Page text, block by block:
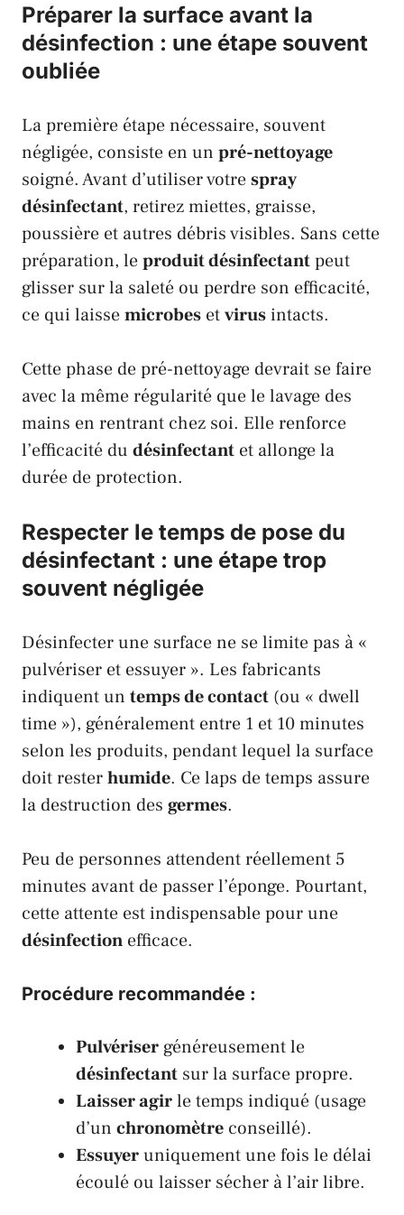
Préparer la surface avant la
désinfection : une étape souvent
oubliée
La première étape nécessaire, souvent
négligée, consiste en un pré-nettoyage
soigné. Avant d’utiliser votrespray
désinfectant, retirez miettes, graisse,
poussière et autres débris visibles. Sans cette
préparation, leproduit désinfectantpeut
glisser sur la saleté ou perdre son efficacité,
ce qui laissemicrobes etvirusintacts.
Cette phase depré-nettoyage devrait se faire
avec la même régularité que le lavage des
mains en rentrant chez soi. Elle renforce
l’efficacité du désinfectant et allonge la
durée de protection.
Respecter le temps de pose du
désinfectant : une étape trop
souvent négligée
Désinfecter une surface ne se limite pas à «
pulvériser et essuyer ». Les fabricants
indiquent un temps de contact (ou « dwell
time »), généralement entre 1 et 10 minutes
selon les produits, pendant lequel la surface
doit resterhumide. Ce laps de temps assure
la destruction des germes.
Peu de personnes attendent réellement 5
minutes avant de passer l’éponge. Pourtant,
cette attente est indispensable pour une
désinfection efficace.
Procédure recommandée :
Pulvériser généreusement le
désinfectant sur la surface propre.
Laisser agirle temps indiqué (usage
d’un chronomètre conseillé).
Essuyeruniquement une fois le délai
écoulé ou laisser sécher à l’air libre.